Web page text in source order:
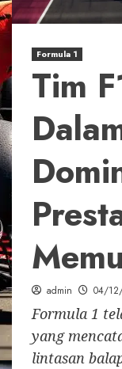
Formula 1
Tim
admin 04/
Formula 1
yang
lintasan